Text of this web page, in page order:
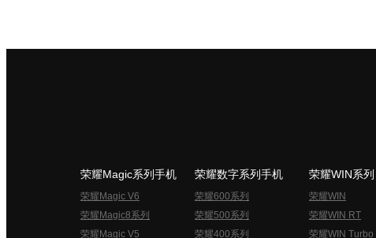
荣耀Magic系列手机
荣耀Magic V6
荣耀Magic8系列
荣耀Magic V5
荣耀数字系列手机
荣耀600系列
荣耀500系列
荣耀400系列
荣耀WIN系列
荣耀WIN
荣耀WIN RT
荣耀WIN Turbo